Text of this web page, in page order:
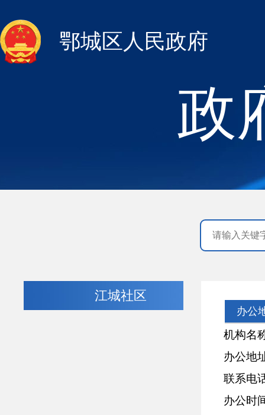
政
鄂城区人民政府
江城社区
办公
机构名称
办公地址
联系电话
办公时间